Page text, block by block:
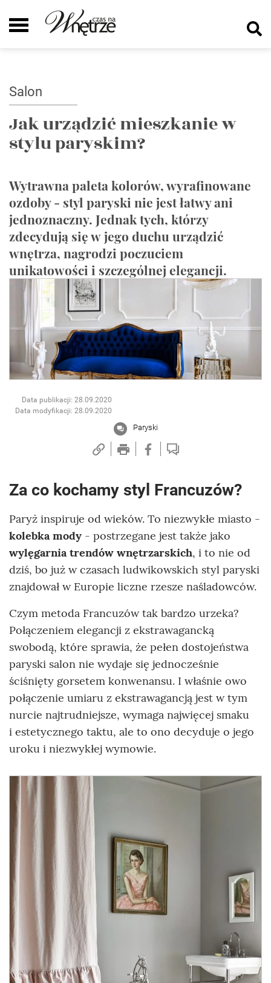
Salon
Jak urządzić mieszkanie w
stylu paryskim?
Wytrawna paleta kolorów, wyrafinowane
ozdoby - styl paryski nie jest łatwy ani
jednoznaczny. Jednak tych, którzy
zdecydują się w jego duchu urządzić
wnętrza, nagrodzi poczuciem
unikatowości i szczególnej elegancji.
Data publikacji: 28.09.2020
Data modyfikacji: 28.09.2020
Paryski
Za co kochamy styl Francuzów?
Paryż inspiruje od wieków. To niezwykłe miasto -
kolebka mody - postrzegane jest także jako
wylęgarnia trendów wnętrzarskich, i to nie od
dziś, bo już w czasach ludwikowskich styl paryski
znajdował w Europie liczne rzesze naśladowców.
Czym metoda Francuzów tak bardzo urzeka?
Połączeniem elegancji z ekstrawagancką
swobodą, które sprawia, że pełen dostojeństwa
paryski salon nie wydaje się jednocześnie
ściśnięty gorsetem konwenansu. I właśnie owo
połączenie umiaru z ekstrawagancją jest w tym
nurcie najtrudniejsze, wymaga najwięcej smaku
i estetycznego taktu, ale to ono decyduje o jego
uroku i niezwykłej wymowie.